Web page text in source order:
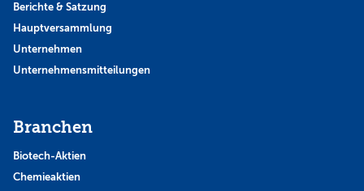
Berichte & Satzung
Hauptversammlung
Unternehmen
Unternehmensmitteilungen
Branchen
Biotech-Aktien
Chemieaktien